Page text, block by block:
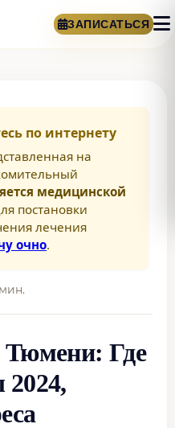
ЗАПИСАТЬСЯ
по интернету
на
медицинской
постановки
лечения
очно.
Где